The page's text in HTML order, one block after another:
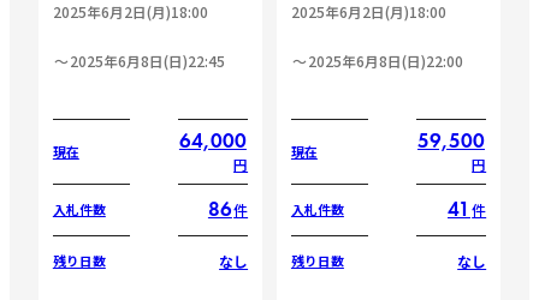
2025年6月2日(月)18:00
2025年6月8日(日)22:45
現在 64,000
円
入札件数 86件
残り日数 なし
2025年6月2日(月)18:00
2025年6月8日(日)22:00
現在 59,500
円
入札件数 41 件
残り日数 なし